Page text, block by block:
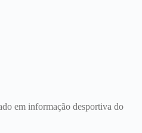
em informação desportiva do